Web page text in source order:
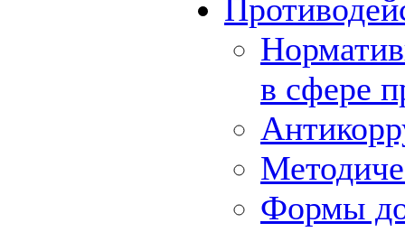
в сфере
Формы